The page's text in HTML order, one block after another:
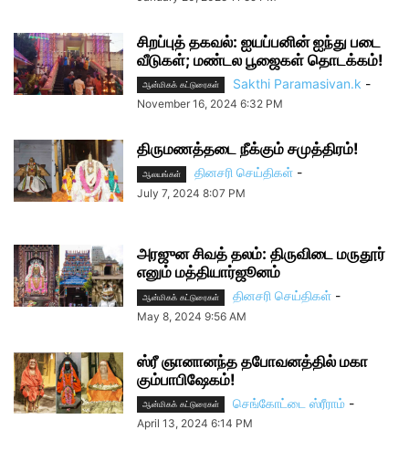
சிறப்புத் தகவல்: ஐயப்பனின் ஐந்து படை
வீடுகள்; மண்டல பூஜைகள் தொடக்கம்!
ஆன்மிகக் கட்டுரைகள் Sakthi Paramasivan.k -
November 16, 2024 6:32 PM
திருமணத்தடை நீக்கும் சமுத்திரம்!
ஆலயங்கள் தினசரி செய்திகள் -
July 7, 2024 8:07 PM
அரஜுன சிவத் தலம்: திருவிடை மருதூர்
எனும் மத்தியார்ஜூனம்
ஆன்மிகக் கட்டுரைகள் தினசரி செய்திகள் -
May 8, 2024 9:56 AM
ஸ்ரீ ஞானானந்த தபோவனத்தில் மகா
கும்பாபிஷேகம்!
ஆன்மிகக் கட்டுரைகள் செங்கோட்டை ஸ்ரீராம் -
April 13, 2024 6:14 PM